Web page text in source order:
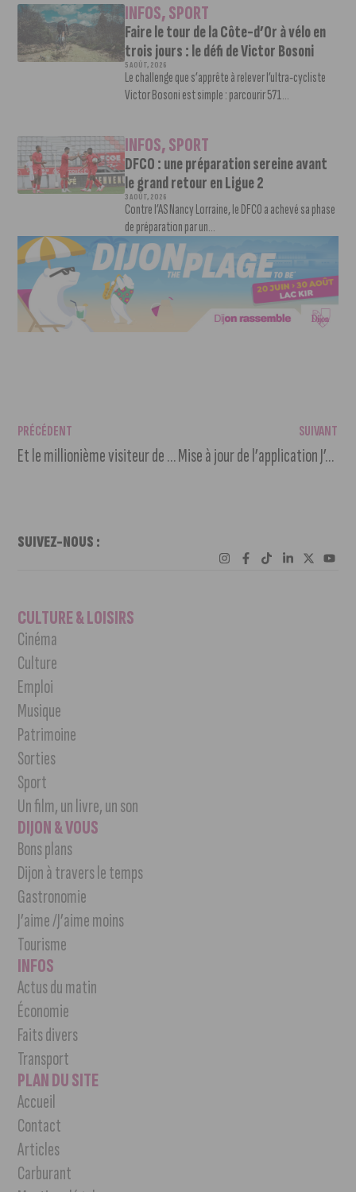
INFOS,SPORT
Faire le tour de la Côte-d’Or à vélo en
trois jours : le défi de Victor Bosoni
5 AOÛT, 2026
Le challenge que s’apprête à relever l’ultra-cycliste
Victor Bosoni est simple : parcourir 571...
INFOS,SPORT
DFCO : une préparation sereine avant
le grand retour en Ligue 2
3 AOÛT, 2026
Contre l’AS Nancy Lorraine, le DFCO a achevé sa phase
de préparation par un...
PRÉCÉDENT
Et le millionième visiteur de la Cité est…
SUIVANT
Mise à jour de l’application J’Aime Dijon pour l’été
SUIVEZ-NOUS :
CULTURE & LOISIRS
Cinéma
Culture
Emploi
Musique
Patrimoine
Sorties
Sport
Un film, un livre, un son
DIJON & VOUS
Bons plans
Dijon à travers le temps
Gastronomie
J’aime /J’aime moins
Tourisme
INFOS
Actus du matin
Économie
Faits divers
Transport
PLAN DU SITE
Accueil
Contact
Articles
Carburant